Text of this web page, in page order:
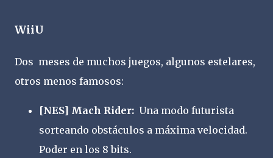
WiiU
Dos meses de muchos juegos, algunos estelares,
otros menos famosos:
[NES] Mach Rider: Una modo futurista
sorteando obstáculos a máxima velocidad.
Poder en los 8 bits.